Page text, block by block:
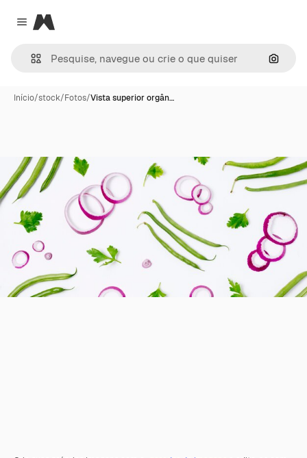
Close menu
Magnific
Início/stock/Fotos/Vista superior orgân…